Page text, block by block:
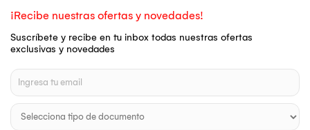
¡Recibe nuestras ofertas y novedades!
Suscríbete y recibe en tu inbox todas nuestras ofertas
exclusivas y novedades